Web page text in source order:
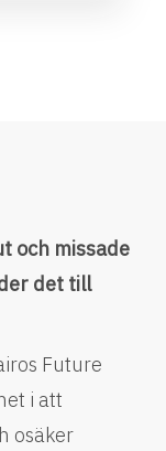
och missade
det till
Future
i att
osäker